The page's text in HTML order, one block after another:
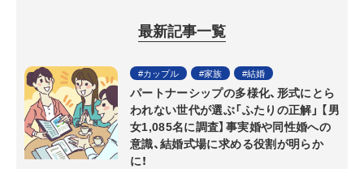
最新記事一覧
カップル 家族 結婚
パートナーシップの多様化、形式にとら
われない世代が選ぶ「ふたりの正解」 【男
女1,085名に調査】事実婚や同性婚への
意識、結婚式場に求める役割が明らか
に！